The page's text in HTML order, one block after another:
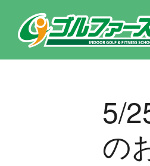
東京都新宿区・文京区ゴルフレッスンのゴルファーズ・ラボ » 5/
5/
の